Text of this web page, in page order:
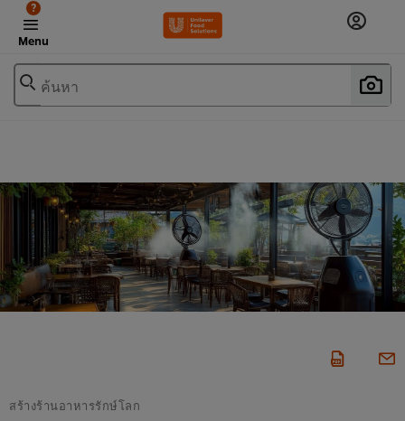
Menu
?
ค้นหา
สร้างร้านอาหารรักษ์โลก